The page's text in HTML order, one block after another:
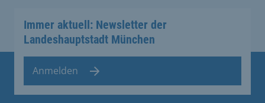
Immer aktuell: Newsletter der
Landeshauptstadt München
Anmelden